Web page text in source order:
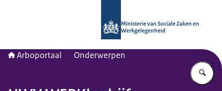
Ministerie van Sociale Zaken en
Werkgelegenheid
Arboportaal Onderwerpen